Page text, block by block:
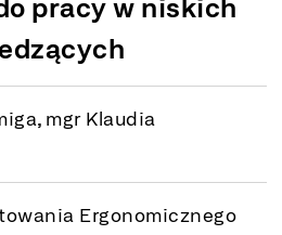
pracy w niskich
mgr Klaudia
Ergonomicznego